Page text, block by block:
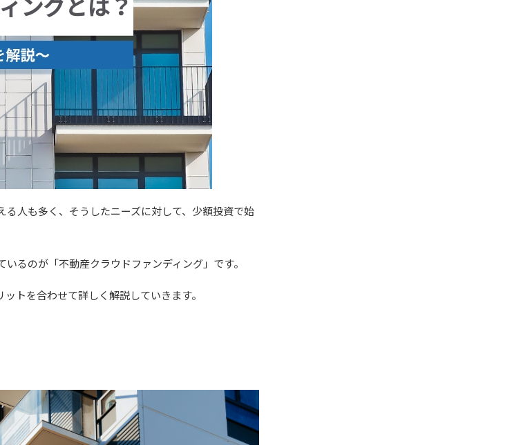
人も多く、そうしたニーズに対して、少額投資で始
るのが「不動産クラウドファンディング」です。
トを合わせて詳しく解説していきます。